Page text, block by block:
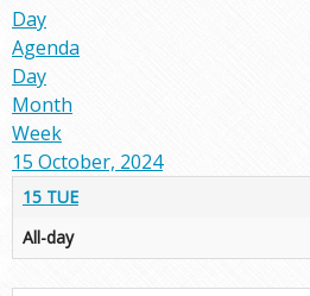
Day
Agenda
Day
Month
Week
15 October, 2024
15 TUE
All-day